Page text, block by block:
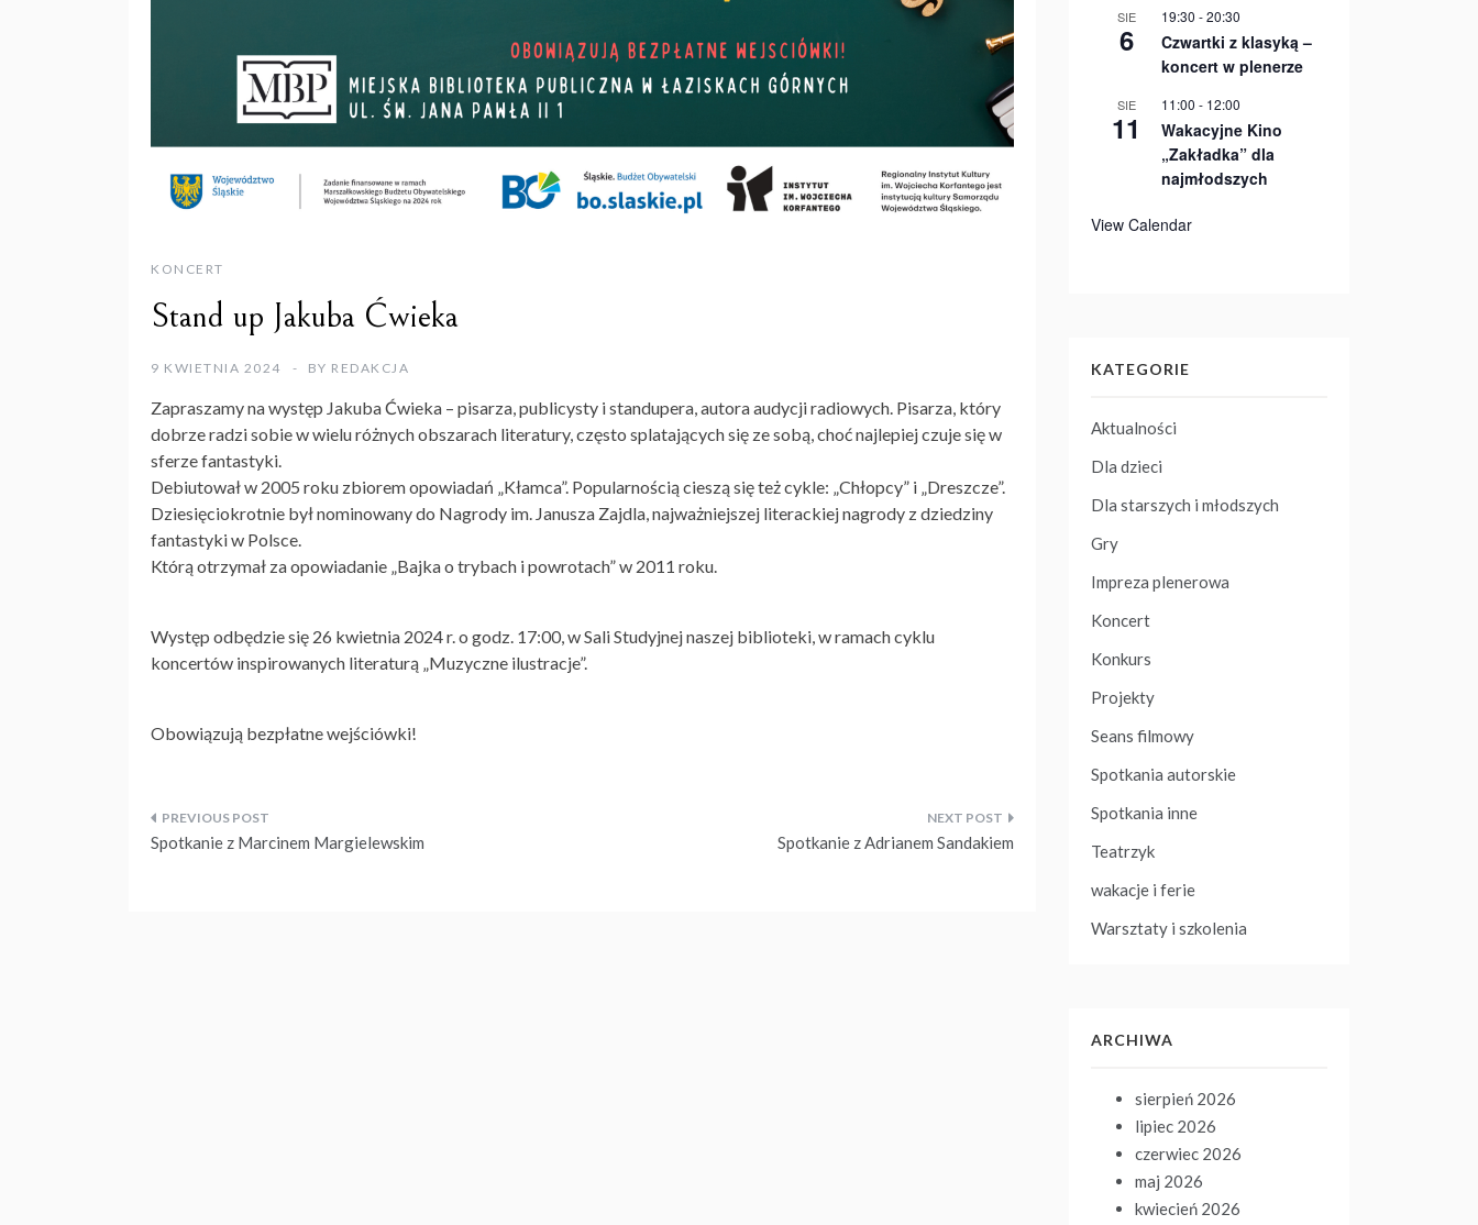
KONCERT
Stand up Jakuba Ćwieka
9 KWIETNIA 2024 BY REDAKCJA
Zapraszamy na występ Jakuba Ćwieka – pisarza, publicysty i standupera, autora audycji radiowych. Pisarza, który
dobrze radzi sobie w wielu różnych obszarach literatury, często splatających się ze sobą, choć najlepiej czuje się w
sferze fantastyki.
Debiutował w 2005 roku zbiorem opowiadań „Kłamca”. Popularnością cieszą się też cykle: „Chłopcy” i „Dreszcze”.
Dziesięciokrotnie był nominowany do Nagrody im. Janusza Zajdla, najważniejszej literackiej nagrody z dziedziny
fantastyki w Polsce.
Którą otrzymał za opowiadanie „Bajka o trybach i powrotach” w 2011 roku.
Występ odbędzie się 26 kwietnia 2024 r. o godz. 17:00, w Sali Studyjnej naszej biblioteki, w ramach cyklu
koncertów inspirowanych literaturą „Muzyczne ilustracje”.
Obowiązują bezpłatne wejściówki!
Nawigacja
Spotkanie z Marcinem Margielewskim Spotkanie z Adrianem Sandakiem
SIE
6
19:30 -20:30
Czwartki z klasyką –
koncert w plenerze
SIE
11
11:00 - 12:00
Wakacyjne Kino
„Zakładka” dla
najmłodszych
View Calendar
KATEGORIE
Aktualności
Dla dzieci
Dla starszych i młodszych
Gry
Impreza plenerowa
Koncert
Konkurs
Projekty
Seans filmowy
Spotkania autorskie
Spotkania inne
Teatrzyk
wakacje i ferie
Warsztaty i szkolenia
ARCHIWA
sierpień 2026
lipiec 2026
czerwiec 2026
maj 2026
kwiecień 2026